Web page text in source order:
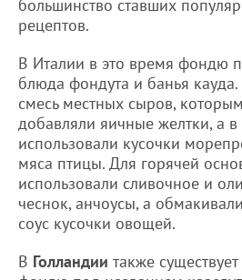
большинство ставших
рецептов.
В Италии в это время фондю
блюда фондута и банья
смесь местных сыров,
добавляли яичные желтки, а в
использовали кусочки
мяса птицы. Для горячей
использовали сливочное и
чеснок, анчоусы, а
соус кусочки овощей.
В Голландии также